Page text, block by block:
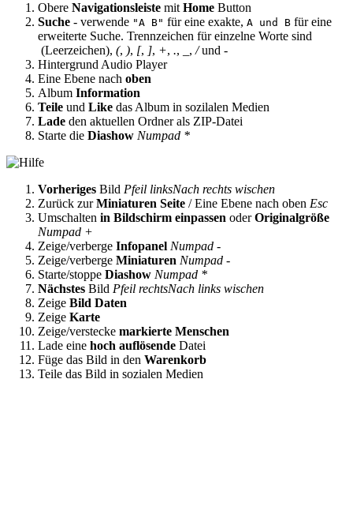
Obere Navigationsleiste mit Home Button
Suche - verwende "A B" für eine exakte, A und B für eine
erweiterte Suche. Trennzeichen für einzelne Worte sind
(Leerzeichen), (, ), [, ], +, ., , /und -
Hintergrund Audio Player
Eine Ebene nach oben
Album Information
Teile und Like das Album in sozilalen Medien
Lade den aktuellen Ordner als ZIP-Datei
Starte die Diashow Numpad *
Vorheriges Bild Pfeil linksNach rechts wischen
Zurück zurMiniaturen Seite / Eine Ebene nach oben Esc
Umschalten in Bildschirm einpassen oderOriginalgröße
Numpad +
Zeige/verberge Infopanel Numpad -
Zeige/verberge Miniaturen Numpad -
Starte/stoppe Diashow Numpad *
Nächstes Bild Pfeil rechtsNach links wischen
Zeige Bild Daten
Zeige Karte
Zeige/verstecke markierte Menschen
Lade eine hoch auflösende Datei
Füge das Bild in den Warenkorb
Teile das Bild in sozialen Medien